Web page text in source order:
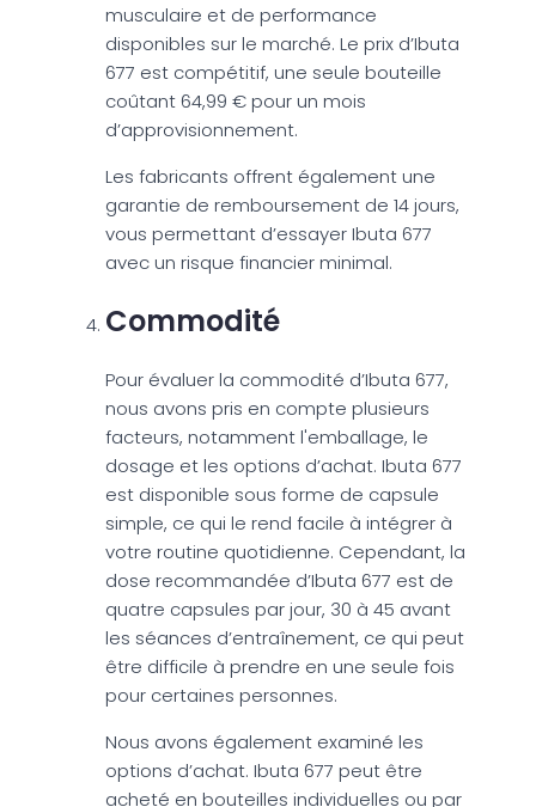
musculaire et de performance
disponibles sur le marché. Le prix d’Ibuta
677 est compétitif, une seule bouteille
coûtant 64,99 € pour un mois
d’approvisionnement.
Les fabricants offrent également une
garantie de remboursement de 14 jours,
vous permettant d’essayer Ibuta 677
avec un risque financier minimal.
Commodité
Pour évaluer la commodité d’Ibuta 677,
nous avons pris en compte plusieurs
facteurs, notamment l'emballage, le
dosage et les options d’achat. Ibuta 677
est disponible sous forme de capsule
simple, ce qui le rend facile à intégrer à
votre routine quotidienne. Cependant, la
dose recommandée d’Ibuta 677 est de
quatre capsules par jour, 30 à 45 avant
les séances d’entraînement, ce qui peut
être difficile à prendre en une seule fois
pour certaines personnes.
Nous avons également examiné les
options d’achat. Ibuta 677 peut être
acheté en bouteilles individuelles ou par